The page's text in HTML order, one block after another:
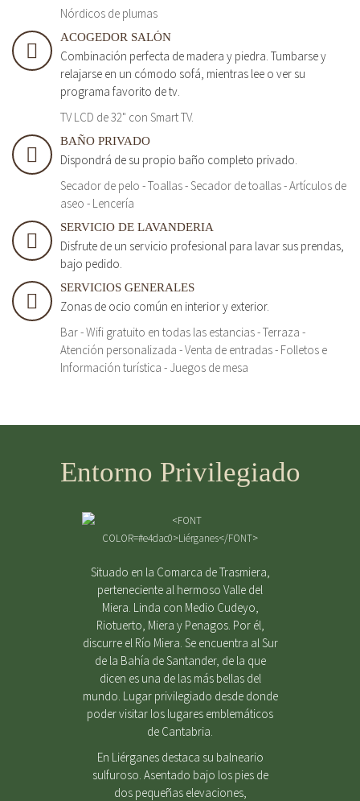
Nórdicos de plumas
ACOGEDOR SALÓN
Combinación perfecta de madera y piedra. Tumbarse y
relajarse en un cómodo sofá, mientras lee o ver su
programa favorito de tv.
TV LCD de 32" con Smart TV.
BAÑO PRIVADO
Dispondrá de su propio baño completo privado.
Secador de pelo - Toallas - Secador de toallas - Artículos de
aseo - Lencería
SERVICIO DE LAVANDERIA
Disfrute de un servicio profesional para lavar sus prendas,
bajo pedido.
SERVICIOS GENERALES
Zonas de ocio común en interior y exterior.
Bar - Wifi gratuito en todas las estancias - Terraza -
Atención personalizada - Venta de entradas - Folletos e
Información turística - Juegos de mesa
Entorno Privilegiado
Situado en la Comarca de Trasmiera,
perteneciente al hermoso Valle del
Miera. Linda con Medio Cudeyo,
Riotuerto, Miera y Penagos. Por él,
discurre el Río Miera. Se encuentra al Sur
de la Bahía de Santander, de la que
dicen es una de las más bellas del
mundo. Lugar privilegiado desde donde
poder visitar los lugares emblemáticos
de Cantabria.
En Liérganes destaca su balneario
sulfuroso. Asentado bajo los pies de
dos pequeñas elevaciones,